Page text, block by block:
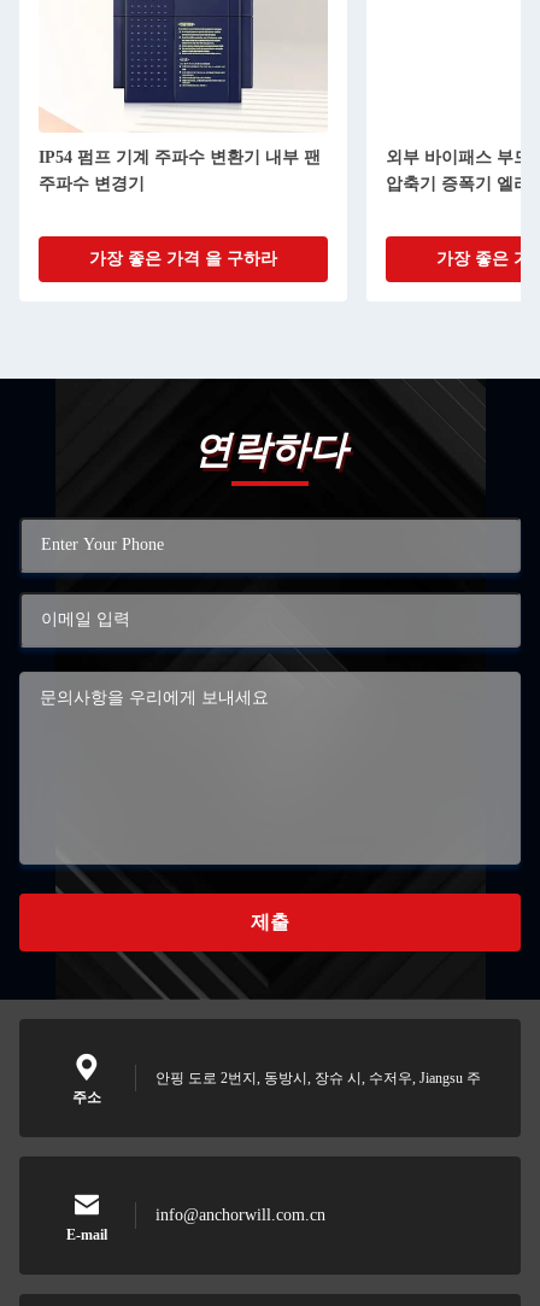
IP54 펌프 기계 주파수 변환기 내부 팬
주파수 변경기
가장 좋은 가격 을 구하라
외부 바이패스 부드
압축기 증폭기 엘리
가장 좋은 가
연락하다
제출
주소
안핑 도로 2번지, 동방시, 장슈 시, 수저우, Jiangsu 주
E-mail
info@anchorwill.com.cn